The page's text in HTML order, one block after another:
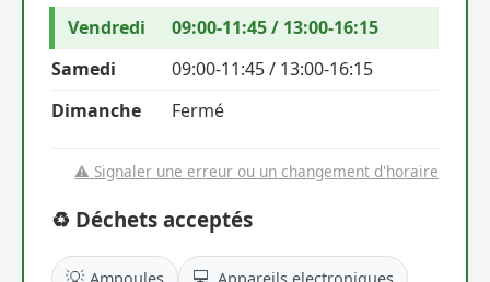
Vendredi
09:00-11:45 / 13:00-16:15
Samedi
09:00-11:45 / 13:00-16:15
Dimanche
Fermé
⚠️ Signaler une erreur ou un changement d'horaire
♻️ Déchets acceptés
Ampoules Appareils electroniques